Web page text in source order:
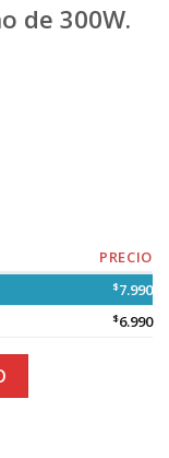
de 300W.
PRECIO
$7.990
$6.990
2 Velocidades